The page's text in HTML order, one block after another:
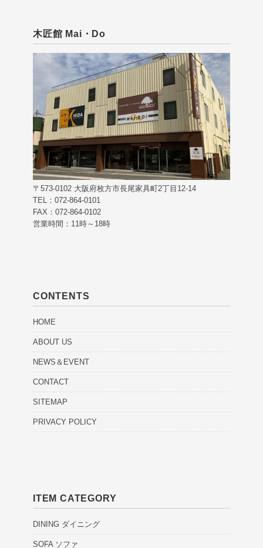
木匠館 Mai・Do
〒573-0102 大阪府枚方市長尾家具町2丁目12-14
TEL：072-864-0101
FAX：072-864-0102
営業時間：11時～18時
CONTENTS
HOME
ABOUT US
NEWS＆EVENT
CONTACT
SITEMAP
PRIVACY POLICY
ITEM CATEGORY
DINING ダイニング
SOFA ソファ